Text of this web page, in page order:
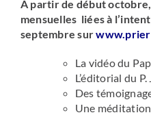
À partir de début
mensuelles liées à
septembre sur
La vidéo du
L’éditorial du P.
Des
Une